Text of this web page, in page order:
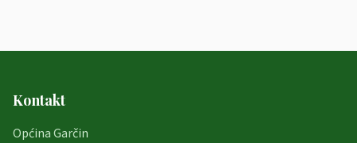
Kontakt
Općina Garčin